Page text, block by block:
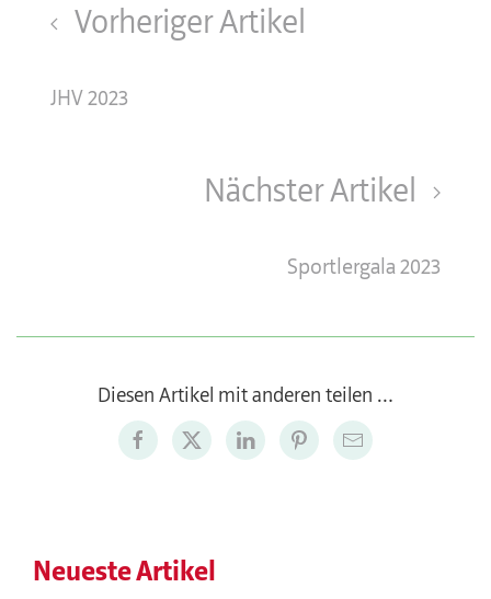
Vorheriger Artikel
JHV 2023
Nächster Artikel
Sportlergala 2023
Diesen Artikel mit anderen teilen …
Neueste Artikel